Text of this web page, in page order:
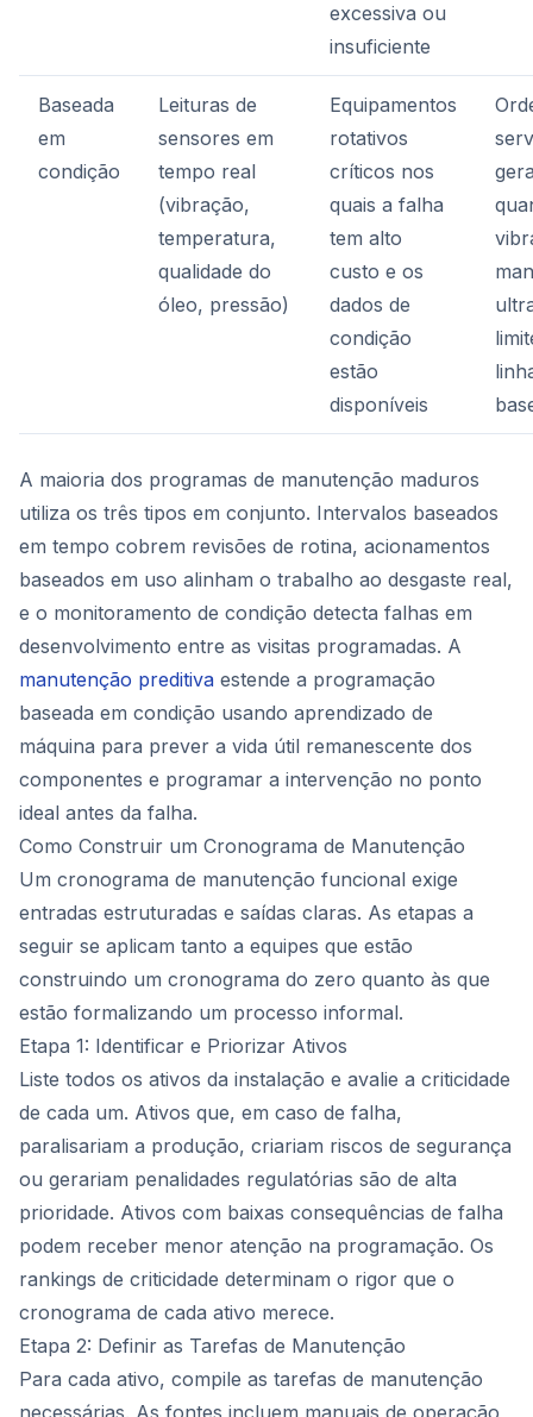
excessiva ou
insuficiente
Baseada
em
condição
Leituras de
sensores em
tempo real
(vibração,
temperatura,
qualidade do
óleo, pressão)
Equipamentos
rotativos
críticos nos
quais a falha
tem alto
custo e os
dados de
condição
estão
disponíveis
A maioria dos programas de manutenção maduros
utiliza os três tipos em conjunto. Intervalos baseados
em tempo cobrem revisões de rotina, acionamentos
baseados em uso alinham o trabalho ao desgaste real,
e o monitoramento de condição detecta falhas em
desenvolvimento entre as visitas programadas. A
manutenção preditiva estende a programação
baseada em condição usando aprendizado de
máquina para prever a vida útil remanescente dos
componentes e programar a intervenção no ponto
ideal antes da falha.
Como Construir um Cronograma de Manutenção
Um cronograma de manutenção funcional exige
entradas estruturadas e saídas claras. As etapas a
seguir se aplicam tanto a equipes que estão
construindo um cronograma do zero quanto às que
estão formalizando um processo informal.
Etapa 1: Identificar e Priorizar Ativos
Liste todos os ativos da instalação e avalie a criticidade
de cada um. Ativos que, em caso de falha,
paralisariam a produção, criariam riscos de segurança
ou gerariam penalidades regulatórias são de alta
prioridade. Ativos com baixas consequências de falha
podem receber menor atenção na programação. Os
rankings de criticidade determinam o rigor que o
cronograma de cada ativo merece.
Etapa 2: Definir as Tarefas de Manutenção
Para cada ativo, compile as tarefas de manutenção
necessárias. As fontes incluem manuais de operação